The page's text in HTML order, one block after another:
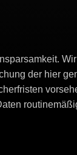
der hier